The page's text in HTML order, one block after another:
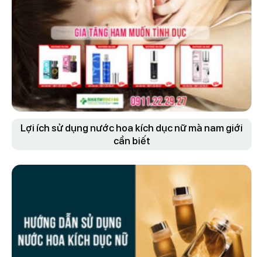
Lợi ích sử dụng nước hoa kích dục nữ mà nam giới
cần biết